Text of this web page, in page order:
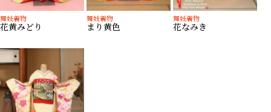
舞妓着物
花黄みどり
舞妓着物
まり黄色
舞妓着物
花なみき